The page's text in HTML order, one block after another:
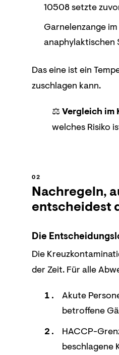
10508 setzte
Garnelenzange
anaphylaktischen
Das eine ist ein
zuschlagen kann.
⚖️ Vergleich im
welches Risiko
Nachregeln,
entscheidest
Die
Die
der Zeit. Für alle
Akute
betroffene
HACCP-
beschlagene